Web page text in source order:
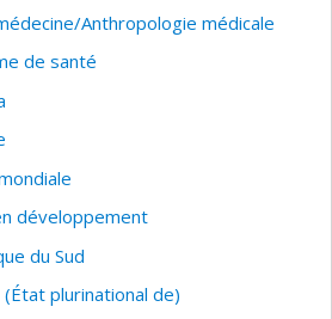
Anthropologie médicale
de santé
développement
du Sud
(État plurinational de)